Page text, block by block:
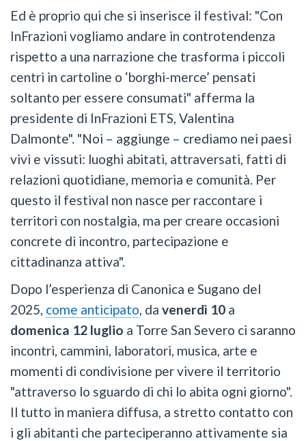
Ed è proprio qui che si inserisce il festival: "Con
InFrazioni vogliamo andare in controtendenza
rispetto a una narrazione che trasforma i piccoli
centri in cartoline o ‘borghi-merce’ pensati
soltanto per essere consumati" afferma la
presidente di InFrazioni ETS, Valentina
Dalmonte". "Noi – aggiunge – crediamo nei paesi
vivi e vissuti: luoghi abitati, attraversati, fatti di
relazioni quotidiane, memoria e comunità. Per
questo il festival non nasce per raccontare i
territori con nostalgia, ma per creare occasioni
concrete di incontro, partecipazione e
cittadinanza attiva".
Dopo l’esperienza di Canonica e Sugano del
2025, come anticipato, da venerdì 10 a
domenica 12 luglio a Torre San Severo ci saranno
incontri, cammini, laboratori, musica, arte e
momenti di condivisione per vivere il territorio
"attraverso lo sguardo di chi lo abita ogni giorno".
Il tutto in maniera diffusa, a stretto contatto con
i gli abitanti che parteciperanno attivamente sia